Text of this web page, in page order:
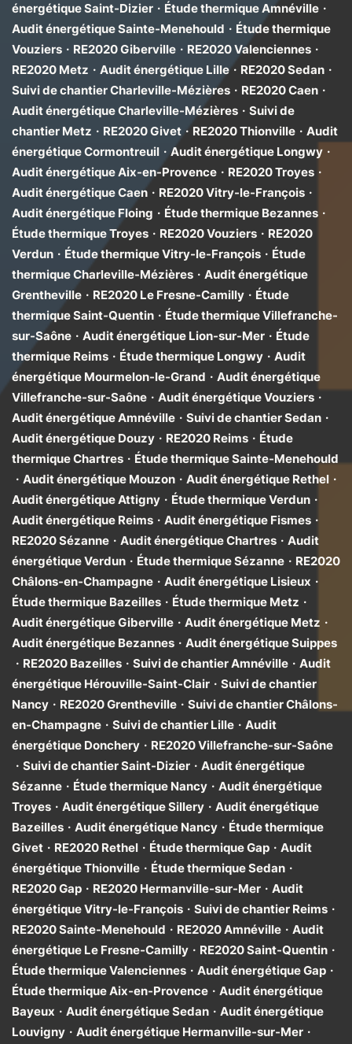
énergétique Saint-Dizier · Étude thermique Amnéville ·
Audit énergétique Sainte-Menehould · Étude thermique
Vouziers · RE2020 Giberville · RE2020 Valenciennes ·
RE2020 Metz · Audit énergétique Lille · RE2020 Sedan ·
Suivi de chantier Charleville-Mézières · RE2020 Caen ·
Audit énergétique Charleville-Mézières · Suivi de
chantier Metz · RE2020 Givet · RE2020 Thionville · Audit
énergétique Cormontreuil · Audit énergétique Longwy ·
Audit énergétique Aix-en-Provence · RE2020 Troyes ·
Audit énergétique Caen · RE2020 Vitry-le-François ·
Audit énergétique Floing · Étude thermique Bezannes ·
Étude thermique Troyes · RE2020 Vouziers · RE2020
Verdun · Étude thermique Vitry-le-François · Étude
thermique Charleville-Mézières · Audit énergétique
Grentheville · RE2020 Le Fresne-Camilly · Étude
thermique Saint-Quentin · Étude thermique Villefranche-
sur-Saône · Audit énergétique Lion-sur-Mer · Étude
thermique Reims · Étude thermique Longwy · Audit
énergétique Mourmelon-le-Grand · Audit énergétique
Villefranche-sur-Saône · Audit énergétique Vouziers ·
Audit énergétique Amnéville · Suivi de chantier Sedan ·
Audit énergétique Douzy · RE2020 Reims · Étude
thermique Chartres · Étude thermique Sainte-Menehould
· Audit énergétique Mouzon · Audit énergétique Rethel ·
Audit énergétique Attigny · Étude thermique Verdun ·
Audit énergétique Reims · Audit énergétique Fismes ·
RE2020 Sézanne · Audit énergétique Chartres · Audit
énergétique Verdun · Étude thermique Sézanne · RE2020
Châlons-en-Champagne · Audit énergétique Lisieux ·
Étude thermique Bazeilles · Étude thermique Metz ·
Audit énergétique Giberville · Audit énergétique Metz ·
Audit énergétique Bezannes · Audit énergétique Suippes
· RE2020 Bazeilles · Suivi de chantier Amnéville · Audit
énergétique Hérouville-Saint-Clair · Suivi de chantier
Nancy · RE2020 Grentheville · Suivi de chantier Châlons-
en-Champagne · Suivi de chantier Lille · Audit
énergétique Donchery · RE2020 Villefranche-sur-Saône
· Suivi de chantier Saint-Dizier · Audit énergétique
Sézanne · Étude thermique Nancy · Audit énergétique
Troyes · Audit énergétique Sillery · Audit énergétique
Bazeilles · Audit énergétique Nancy · Étude thermique
Givet · RE2020 Rethel · Étude thermique Gap · Audit
énergétique Thionville · Étude thermique Sedan ·
RE2020 Gap · RE2020 Hermanville-sur-Mer · Audit
énergétique Vitry-le-François · Suivi de chantier Reims ·
RE2020 Sainte-Menehould · RE2020 Amnéville · Audit
énergétique Le Fresne-Camilly · RE2020 Saint-Quentin ·
Étude thermique Valenciennes · Audit énergétique Gap ·
Étude thermique Aix-en-Provence · Audit énergétique
Bayeux · Audit énergétique Sedan · Audit énergétique
Louvigny · Audit énergétique Hermanville-sur-Mer ·